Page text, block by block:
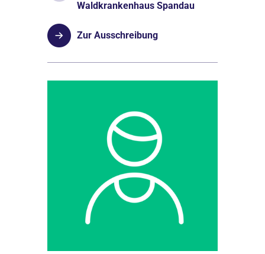
Waldkrankenhaus Spandau
Zur Ausschreibung